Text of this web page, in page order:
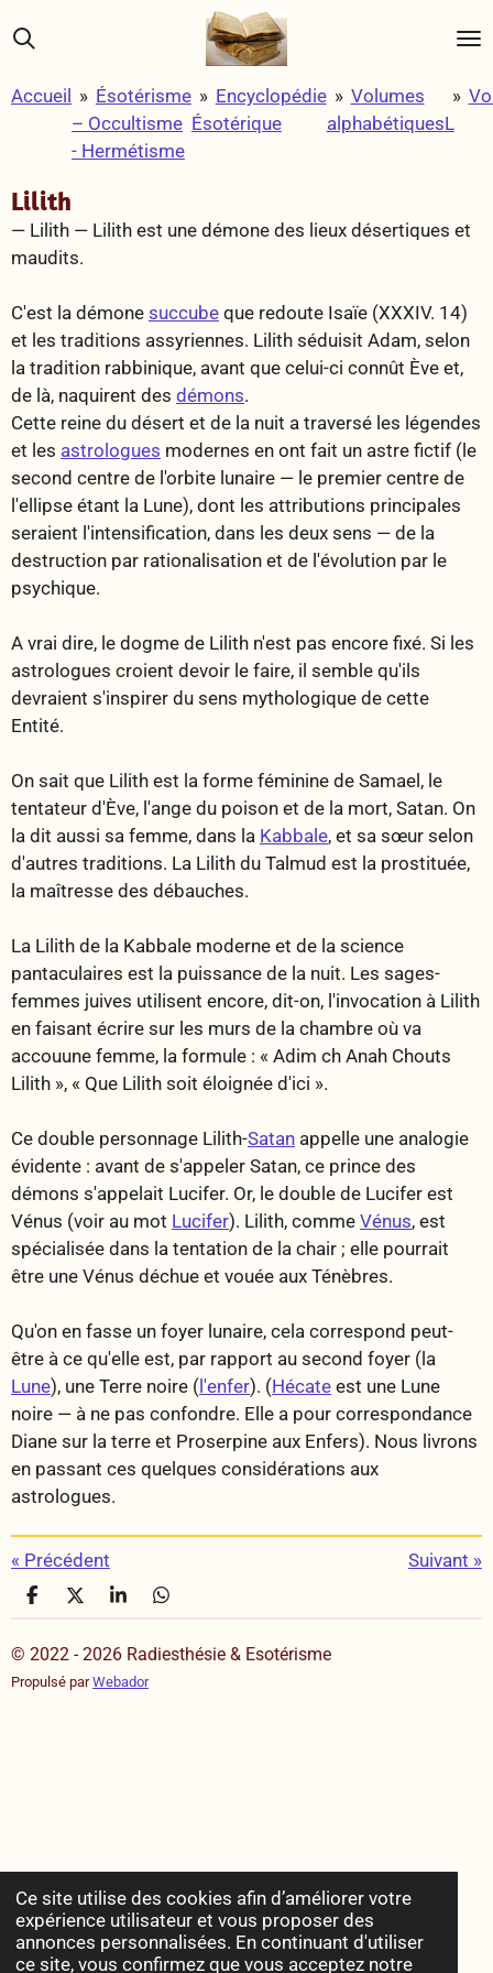
Ce site utilise des cookies afin d’améliorer votre
expérience utilisateur et vous proposer des
annonces personnalisées. En continuant d'utiliser
ce site, vous confirmez que vous acceptez notre
Passer
au
principal
Accueil » Ésotérisme
– Occultisme
- Hermétisme
» Encyclopédie
Ésotérique
» Volumes
alphabétiques
»
L
Lilith
— Lilith — Lilith est une démone des lieux désertiques et
maudits.
C'est la démone succube que redoute Isaïe (XXXIV. 14)
et les traditions assyriennes. Lilith séduisit Adam, selon
la tradition rabbinique, avant que celui-ci connût Ève et,
de là, naquirent des démons.
Cette reine du désert et de la nuit a traversé les légendes
et les astrologues modernes en ont fait un astre fictif (le
second centre de l'orbite lunaire — le premier centre de
l'ellipse étant la Lune), dont les attributions principales
seraient l'intensification, dans les deux sens — de la
destruction par rationalisation et de l'évolution par le
psychique.
A vrai dire, le dogme de Lilith n'est pas encore fixé. Si les
astrologues croient devoir le faire, il semble qu'ils
devraient s'inspirer du sens mythologique de cette
Entité.
On sait que Lilith est la forme féminine de Samael, le
tentateur d'Ève, l'ange du poison et de la mort, Satan. On
la dit aussi sa femme, dans la Kabbale, et sa sœur selon
d'autres traditions. La Lilith du Talmud est la prostituée,
la maîtresse des débauches.
La Lilith de la Kabbale moderne et de la science
pantaculaires est la puissance de la nuit. Les sages-
femmes juives utilisent encore, dit-on, l'invocation à Lilith
en faisant écrire sur les murs de la chambre où va
accouune femme, la formule : « Adim ch Anah Chouts
Lilith », « Que Lilith soit éloignée d'ici ».
Ce double personnage Lilith-Satan appelle une analogie
évidente : avant de s'appeler Satan, ce prince des
démons s'appelait Lucifer. Or, le double de Lucifer est
Vénus (voir au mot Lucifer). Lilith, comme Vénus, est
spécialisée dans la tentation de la chair ; elle pourrait
être une Vénus déchue et vouée aux Ténèbres.
Qu'on en fasse un foyer lunaire, cela correspond peut-
être à ce qu'elle est, par rapport au second foyer (la
Lune), une Terre noire ( l'enfer). (Hécate est une Lune
noire — à ne pas confondre. Elle a pour correspondance
Diane sur la terre et Proserpine aux Enfers). Nous livrons
en passant ces quelques considérations aux
astrologues.
« Précédent Suivant »
P
a
r
t
a
P
a
a
P
a
r
t
a
P
a
r
t
© 2022 - 2026 Radiesthésie & Esotérisme
Propulsé parWebador